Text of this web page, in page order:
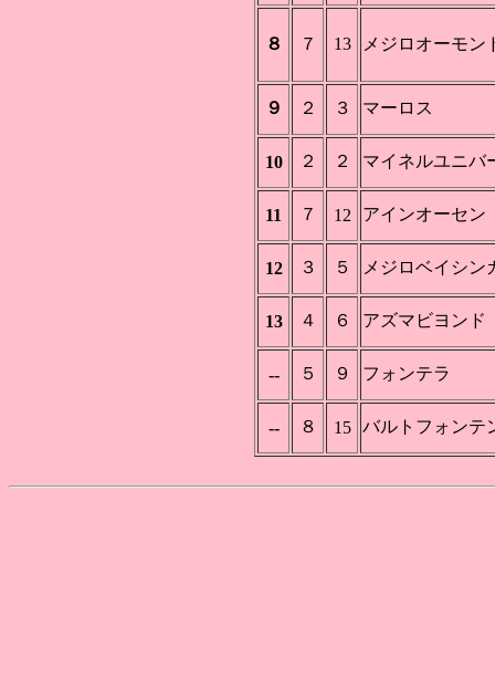
８ ７ 13 メジロオーモン
９ ２ ３ マーロス
10 ２ ２ マイネルユニバ
11 ７ 12 アインオーセン
12 ３ ５ メジロベイシン
13 ４ ６ アズマビヨンド
-- ５ ９ フォンテラ
-- ８ 15 バルトフォンテ